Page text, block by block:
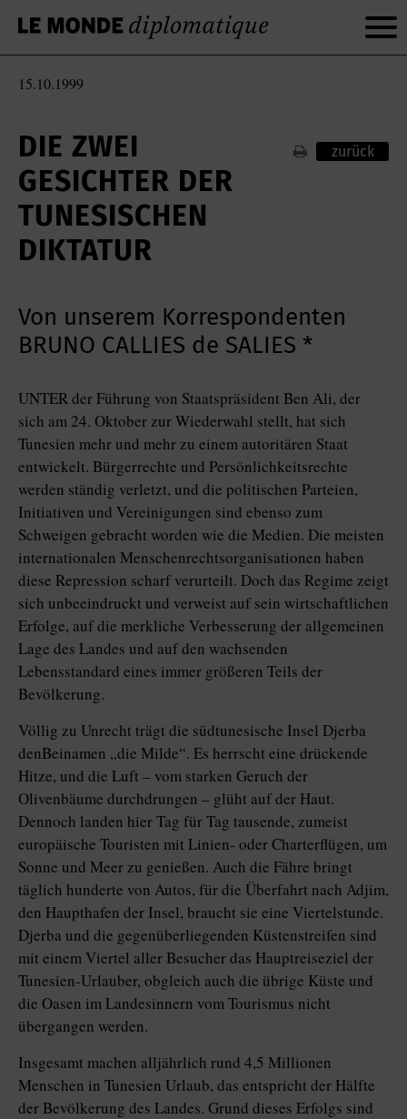
15.10.1999
DIE ZWEI
GESICHTER DER
TUNESISCHEN
DIKTATUR
zurück
Von unserem Korrespondenten
BRUNO CALLIES de SALIES *
UNTER der Führung von Staatspräsident Ben Ali, der
sich am 24. Oktober zur Wiederwahl stellt, hat sich
Tunesien mehr und mehr zu einem autoritären Staat
entwickelt. Bürgerrechte und Persönlichkeitsrechte
werden ständig verletzt, und die politischen Parteien,
Initiativen und Vereinigungen sind ebenso zum
Schweigen gebracht worden wie die Medien. Die meisten
internationalen Menschenrechtsorganisationen haben
diese Repression scharf verurteilt. Doch das Regime zeigt
sich unbeeindruckt und verweist auf sein wirtschaftlichen
Erfolge, auf die merkliche Verbesserung der allgemeinen
Lage des Landes und auf den wachsenden
Lebensstandard eines immer größeren Teils der
Bevölkerung.
Völlig zu Unrecht trägt die südtunesische Insel Djerba
denBeinamen „die Milde“. Es herrscht eine drückende
Hitze, und die Luft – vom starken Geruch der
Olivenbäume durchdrungen – glüht auf der Haut.
Dennoch landen hier Tag für Tag tausende, zumeist
europäische Touristen mit Linien- oder Charterflügen, um
Sonne und Meer zu genießen. Auch die Fähre bringt
täglich hunderte von Autos, für die Überfahrt nach Adjim,
den Haupthafen der Insel, braucht sie eine Viertelstunde.
Djerba und die gegenüberliegenden Küstenstreifen sind
mit einem Viertel aller Besucher das Hauptreiseziel der
Tunesien-Urlauber, obgleich auch die übrige Küste und
die Oasen im Landesinnern vom Tourismus nicht
übergangen werden.
Insgesamt machen alljährlich rund 4,5 Millionen
Menschen in Tunesien Urlaub, das entspricht der Hälfte
der Bevölkerung des Landes. Grund dieses Erfolgs sind